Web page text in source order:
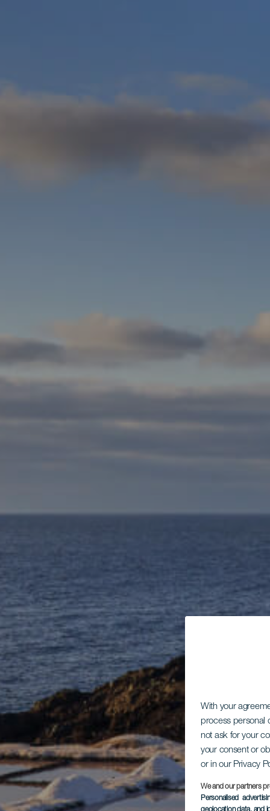
With your
process personal
not ask for your
your consent or
or in our Privacy
We and our partners
Personalised